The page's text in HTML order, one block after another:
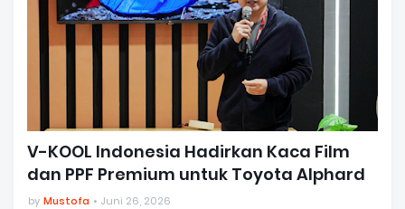
V-KOOL Indonesia Hadirkan Kaca Film
dan PPF Premium untuk Toyota Alphard
by Mustofa Juni 26, 2026